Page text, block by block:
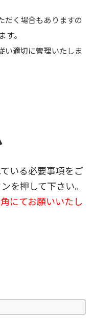
だく場合もありますの
す。
い適切に管理いたしま
いる必要事項をご
を押して下さい。
にてお願いいたし